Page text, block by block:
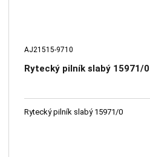
AJ21515-9710
Rytecký pilník slabý 15971/0
Rytecký pilník slabý 15971/0